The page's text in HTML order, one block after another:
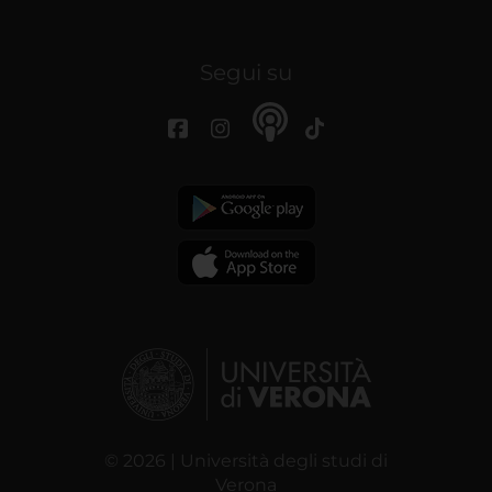
Segui su
© 2026 | Università degli studi di
Verona